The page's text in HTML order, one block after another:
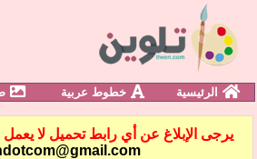
الرئيسية خطوط عربية
يرجى الإبلاغ عن أي رابط تحميل لا يعمل